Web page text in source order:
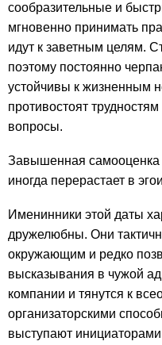
сообразительные и
мгновенно принимать
идут к заветным целям.
поэтому постоянно
устойчивы к жизненным
противостоят
вопросы.
Завышенная самооценка
иногда перерастает в
Именинники этой даты
дружелюбны. Они
окружающим и редко
высказывания в чужой
компании и тянутся к
организаторскими
выступают